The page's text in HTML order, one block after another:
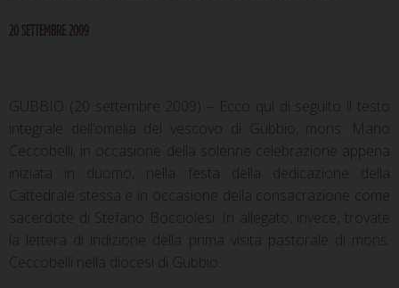
20 SETTEMBRE 2009
GUBBIO (20 settembre 2009) –
Ecco qui di seguito il testo
integrale dell’omelia del vescovo di Gubbio, mons. Mario
Ceccobelli, in occasione della solenne celebrazione appena
iniziata in duomo, nella festa della dedicazione della
Cattedrale stessa e in occasione della consacrazione come
sacerdote di Stefano Bocciolesi. In allegato, invece, trovate
la lettera di indizione della prima visita pastorale di mons.
Ceccobelli nella diocesi di Gubbio.